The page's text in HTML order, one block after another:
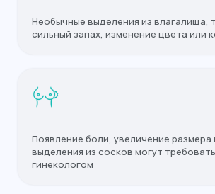
Необычные выделения из влагалища,
сильный запах, изменение цвета или
Появление боли, увеличение размера
выделения из сосков могут
гинекологом
Если вы заметили любой
из перечисленных симптомов
Или свяжитесь с нами по номеру:
Записаться на приём